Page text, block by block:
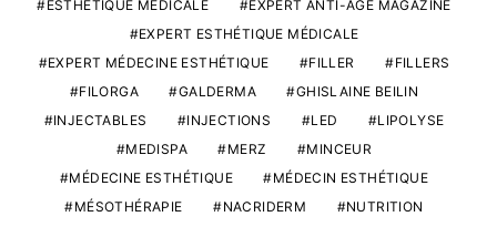
ESTHÉTIQUE MÉDICALE
EXPERT ANTI-ÂGE MAGAZINE
EXPERT ESTHÉTIQUE MÉDICALE
EXPERT MÉDECINE ESTHÉTIQUE
FILLER
FILLERS
FILORGA
GALDERMA
GHISLAINE BEILIN
INJECTABLES
INJECTIONS LED
LIPOLYSE
MEDISPA
MERZ
MINCEUR
MÉDECINE ESTHÉTIQUE
MÉDECIN ESTHÉTIQUE
MÉSOTHÉRAPIE
NACRIDERM
NUTRITION